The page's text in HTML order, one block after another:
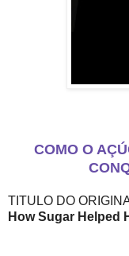
COMO O
TITULO DO
How Sugar Helped